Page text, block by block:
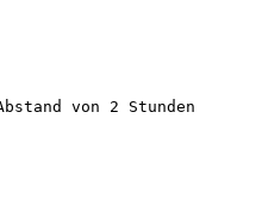
von 2 Stunden